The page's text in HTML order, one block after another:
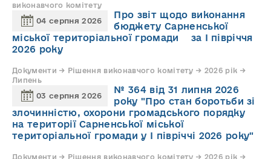
виконавчого комітету
04 серпня 2026
Про звіт щодо виконання
бюджету Сарненської
міської територіальної громади за І півріччя
2026 року
Документи → Рішення виконавчого комітету → 2026 рік →
Липень
03 серпня 2026
№ 364 від 31 липня 2026
року "Про стан боротьби зі
злочинністю, охорони громадського порядку
на території Сарненської міської
територіальної громади у І півріччі 2026 року"
Документи → Рішення виконавчого комітету → 2026 рік →